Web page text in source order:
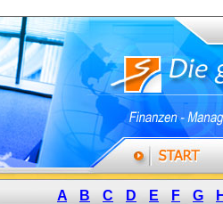
A B C D E F G